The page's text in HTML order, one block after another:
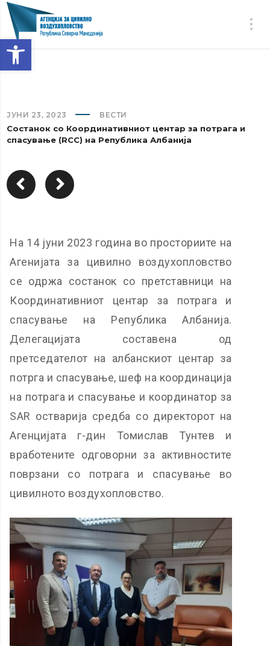
Open toolbar
ЈУНИ 23, 2023 ВЕСТИ
Состанок со Координативниот центар за потрага и
спасување (RCC) на Република Албанија
На 14 јуни 2023 година во просториите на
Агенијата за цивилно воздухопловство
се одржа состанок со претставници на
Координативниот центар за потрага и
спасување на Република Албанија.
Делегацијата составена од
претседателот на албанскиот центар за
потрга и спасување, шеф на координација
на потрага и спасување и координатор за
SAR остварија средба со директорот на
Агенцијата г-дин Томислав Тунтев и
вработените одговорни за активностите
поврзани со потрага и спасување во
цивилното воздухопловство.